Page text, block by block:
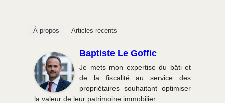
À propos Articles récents
Baptiste Le Goffic
Je mets mon expertise du bâti et
de la fiscalité au service des
propriétaires souhaitant optimiser
la valeur de leur patrimoine immobilier.